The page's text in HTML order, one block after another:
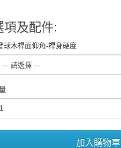
項及配件:
球木桿面仰角-桿身硬度
加入購物車